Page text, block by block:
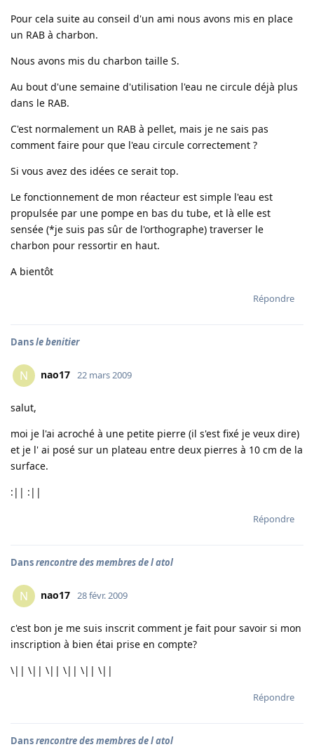
Pour cela suite au conseil d'un ami nous avons mis en place
un RAB à charbon.
Nous avons mis du charbon taille S.
Au bout d'une semaine d'utilisation l'eau ne circule déjà plus
dans le RAB.
C'est normalement un RAB à pellet, mais je ne sais pas
comment faire pour que l'eau circule correctement ?
Si vous avez des idées ce serait top.
Le fonctionnement de mon réacteur est simple l'eau est
propulsée par une pompe en bas du tube, et là elle est
sensée (*je suis pas sûr de l'orthographe) traverser le
charbon pour ressortir en haut.
A bientôt
Répondre
Dansle benitier
N nao17 22 mars 2009
salut,
moi je l'ai acroché à une petite pierre (il s'est fixé je veux dire)
et je l' ai posé sur un plateau entre deux pierres à 10 cm de la
surface.
:|| :||
Répondre
Dansrencontre des membres de l atol
N nao17 28 févr. 2009
c'est bon je me suis inscrit comment je fait pour savoir si mon
inscription à bien étai prise en compte?
\|| \|| \|| \|| \|| \||
Répondre
Dansrencontre des membres de l atol